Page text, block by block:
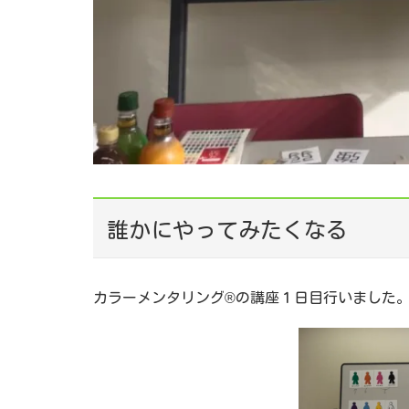
誰かにやってみたくなる
カラーメンタリング®の講座１日目行いました